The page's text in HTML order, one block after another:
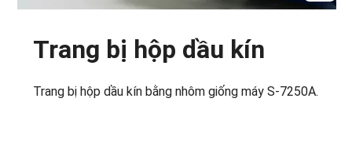
Trang bị hộp dầu kín
Trang bị hộp dầu kín bằng nhôm giống máy S-7250A.